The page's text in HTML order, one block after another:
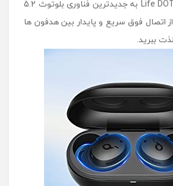
هدفون بلوتوثی Life DOT 3i به جدیدترین فناوری بلوتوث 5.2
اتصال فوق سریع و پایدار بین هدفون ها
ببرید.